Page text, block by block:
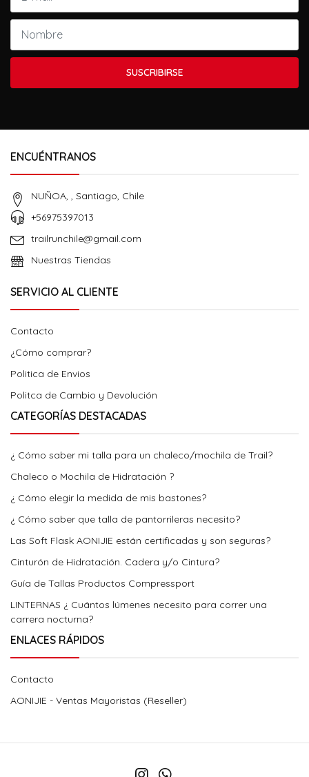
SUSCRIBIRSE
ENCUÉNTRANOS
NUÑOA, , Santiago, Chile
+56975397013
trailrunchile@gmail.com
Nuestras Tiendas
SERVICIO AL CLIENTE
Contacto
¿Cómo comprar?
Politica de Envios
Politca de Cambio y Devolución
CATEGORÍAS DESTACADAS
¿ Cómo saber mi talla para un chaleco/mochila de Trail?
Chaleco o Mochila de Hidratación ?
¿ Cómo elegir la medida de mis bastones?
¿ Cómo saber que talla de pantorrileras necesito?
Las Soft Flask AONIJIE están certificadas y son seguras?
Cinturón de Hidratación. Cadera y/o Cintura?
Guía de Tallas Productos Compressport
LINTERNAS ¿ Cuántos lúmenes necesito para correr una
carrera nocturna?
ENLACES RÁPIDOS
Contacto
AONIJIE - Ventas Mayoristas (Reseller)